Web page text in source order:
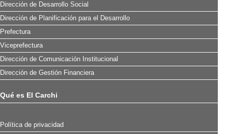
Dirección de Desarrollo Social
Dirección de Planificación para el Desarrollo
Prefectura
Viceprefectura
Dirección de Comunicación Institucional
Dirección de Gestión Financiera
Qué es El Carchi
Política de privacidad